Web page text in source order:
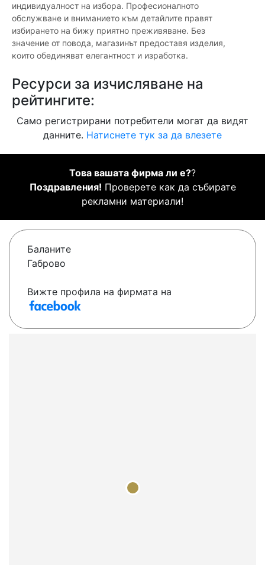
индивидуалност на избора. Професионалното
обслужване и вниманието към детайлите правят
избирането на бижу приятно преживяване. Без
значение от повода, магазинът предоставя изделия,
които обединяват елегантност и изработка.
Ресурси за изчисляване на
рейтингите:
Само регистрирани потребители могат да видят
данните. Натиснете тук за да влезете
Това вашата фирма ли е??
Поздравления! Проверете как да събирате
рекламни материали!
Баланите
Габрово
Вижте профила на фирмата на